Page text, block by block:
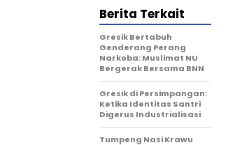
Berita Terkait
Gresik Bertabuh
Genderang Perang
Narkoba: Muslimat NU
Bergerak Bersama BNN
Gresik di Persimpangan:
Ketika Identitas Santri
Digerus Industrialisasi
Tumpeng Nasi Krawu